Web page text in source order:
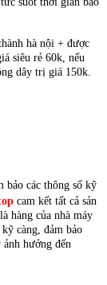
hà nội + được
siêu rẻ 60k, nếu
dây trị giá 150k.
bảo các thông số kỹ
cam kết tất cả sản
hàng của nhà máy
càng, đảm bảo
hưởng đến